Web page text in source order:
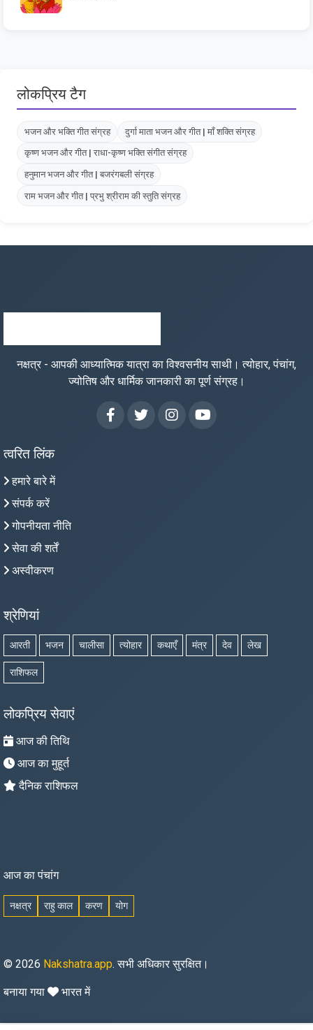
लोकप्रिय टैग
भजन और भक्ति गीत संग्रह दुर्गा माता भजन और गीत | माँ शक्ति संग्रह
कृष्ण भजन और गीत | राधा-कृष्ण भक्ति संगीत संग्रह
हनुमान भजन और गीत | बजरंगबली संग्रह
राम भजन और गीत | प्रभु श्रीराम की स्तुति संग्रह
नक्षत्र - आपकी आध्यात्मिक यात्रा का विश्वसनीय साथी। त्योहार, पंचांग,
ज्योतिष और धार्मिक जानकारी का पूर्ण संग्रह।
त्वरित लिंक
हमारे बारे में
संपर्क करें
गोपनीयता नीति
सेवा की शर्तें
अस्वीकरण
श्रेणियां
आरती भजन चालीसा त्योहार कथाएँ मंत्र देव लेख
राशिफल
लोकप्रिय सेवाएं
आज की तिथि
आज का मुहूर्त
दैनिक राशिफल
आज का पंचांग
नक्षत्र राहु काल करण योग
© 2026 Nakshatra.app. सभी अधिकार सुरक्षित।
बनाया गया भारत में